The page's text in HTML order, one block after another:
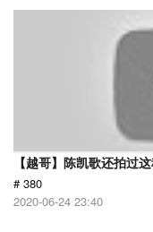
【越哥】陈凯歌还拍过
# 380
2020-06-24 23:40